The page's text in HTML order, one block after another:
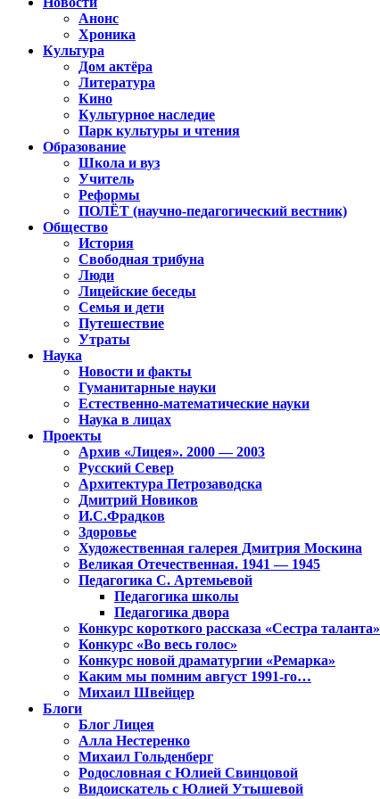
Анонс
Хроника
Культура
Дом актёра
Литература
Кино
Культурное наследие
Парк культуры и чтения
Образование
Школа и вуз
Учитель
Реформы
ПОЛЁТ (научно-педагогический вестник)
Общество
История
Свободная трибуна
Люди
Лицейские беседы
Семья и дети
Путешествие
Утраты
Наука
Новости и факты
Гуманитарные науки
Естественно-математические науки
Наука в лицах
Проекты
Архив «Лицея». 2000 — 2003
Русский Север
Архитектура Петрозаводска
Дмитрий Новиков
И.С.Фрадков
Здоровье
Художественная галерея Дмитрия Москина
Великая Отечественная. 1941 — 1945
Педагогика С. Артемьевой
Педагогика школы
Педагогика двора
Конкурс короткого рассказа «Сестра таланта»
Конкурс «Во весь голос»
Конкурс новой драматургии «Ремарка»
Каким мы помним август 1991-го…
Михаил Швейцер
Блоги
Блог Лицея
Алла Нестеренко
Михаил Гольденберг
Родословная с Юлией Свинцовой
Видоискатель с Юлией Утышевой